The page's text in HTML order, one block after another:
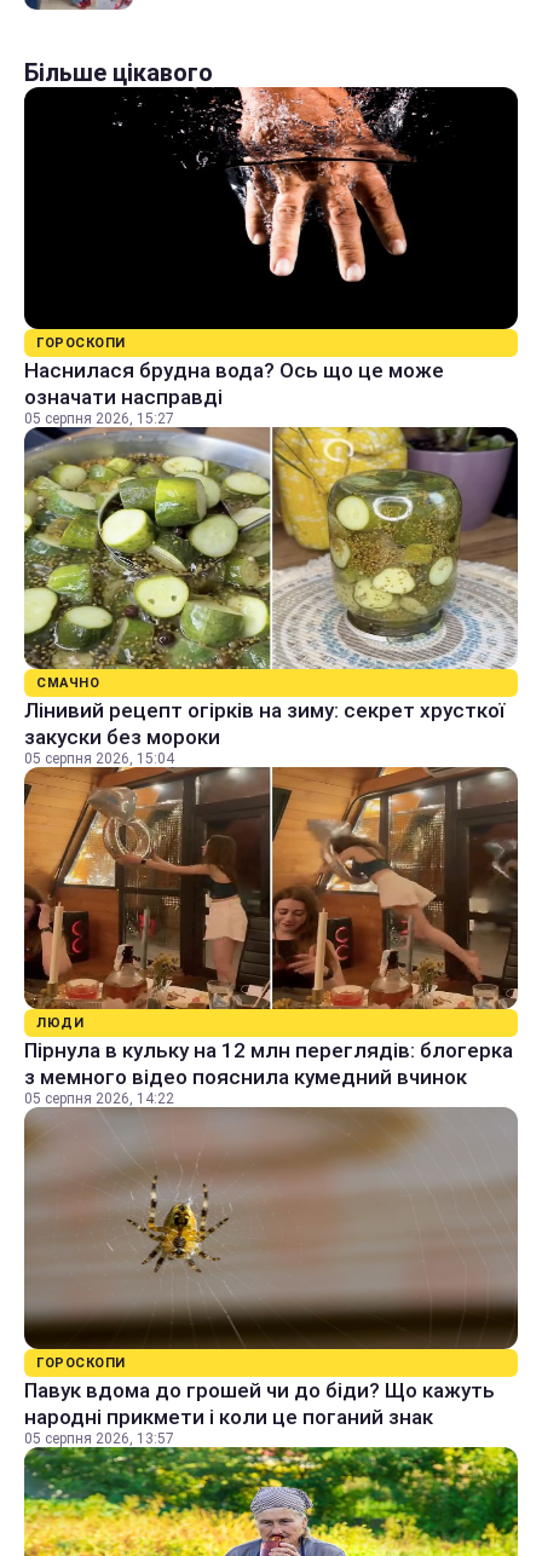
Більше цікавого
ГОРОСКОПИ
Наснилася брудна вода? Ось що це може
означати насправді
05 серпня 2026, 15:27
СМАЧНО
Лінивий рецепт огірків на зиму: секрет хрусткої
закуски без мороки
05 серпня 2026, 15:04
ЛЮДИ
Пірнула в кульку на 12 млн переглядів: блогерка
з мемного відео пояснила кумедний вчинок
05 серпня 2026, 14:22
ГОРОСКОПИ
Павук вдома до грошей чи до біди? Що кажуть
народні прикмети і коли це поганий знак
05 серпня 2026, 13:57